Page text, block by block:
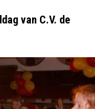
van C.V. de